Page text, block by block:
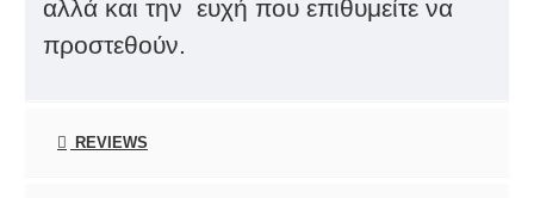
αλλά και την ευχή που επιθυμείτε να
προστεθούν.
REVIEWS